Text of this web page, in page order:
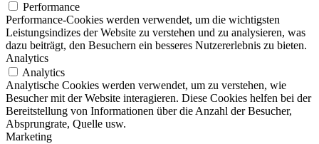
Performance
Performance-Cookies werden verwendet, um die wichtigsten
Leistungsindizes der Website zu verstehen und zu analysieren, was
dazu beiträgt, den Besuchern ein besseres Nutzererlebnis zu bieten.
Analytics
Analytics
Analytische Cookies werden verwendet, um zu verstehen, wie
Besucher mit der Website interagieren. Diese Cookies helfen bei der
Bereitstellung von Informationen über die Anzahl der Besucher,
Absprungrate, Quelle usw.
Marketing